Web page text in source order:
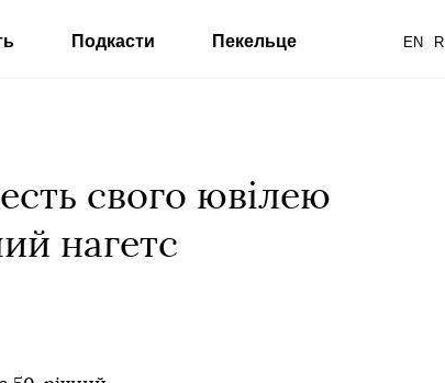
EN
Подкасти Пекельце
свого ювілею
нагетс